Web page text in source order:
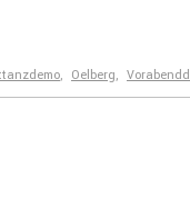
, Oelberg,